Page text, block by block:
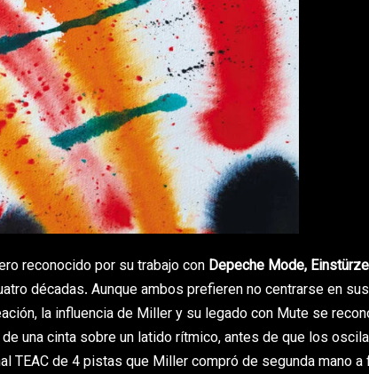
reconocido por su trabajo con Depeche Mode,
décadas. Aunque ambos prefieren no centrarse en
la influencia de Miller y su legado con Mute se
una cinta sobre un latido rítmico, antes de que los
TEAC de 4 pistas que Miller compró de segunda mano